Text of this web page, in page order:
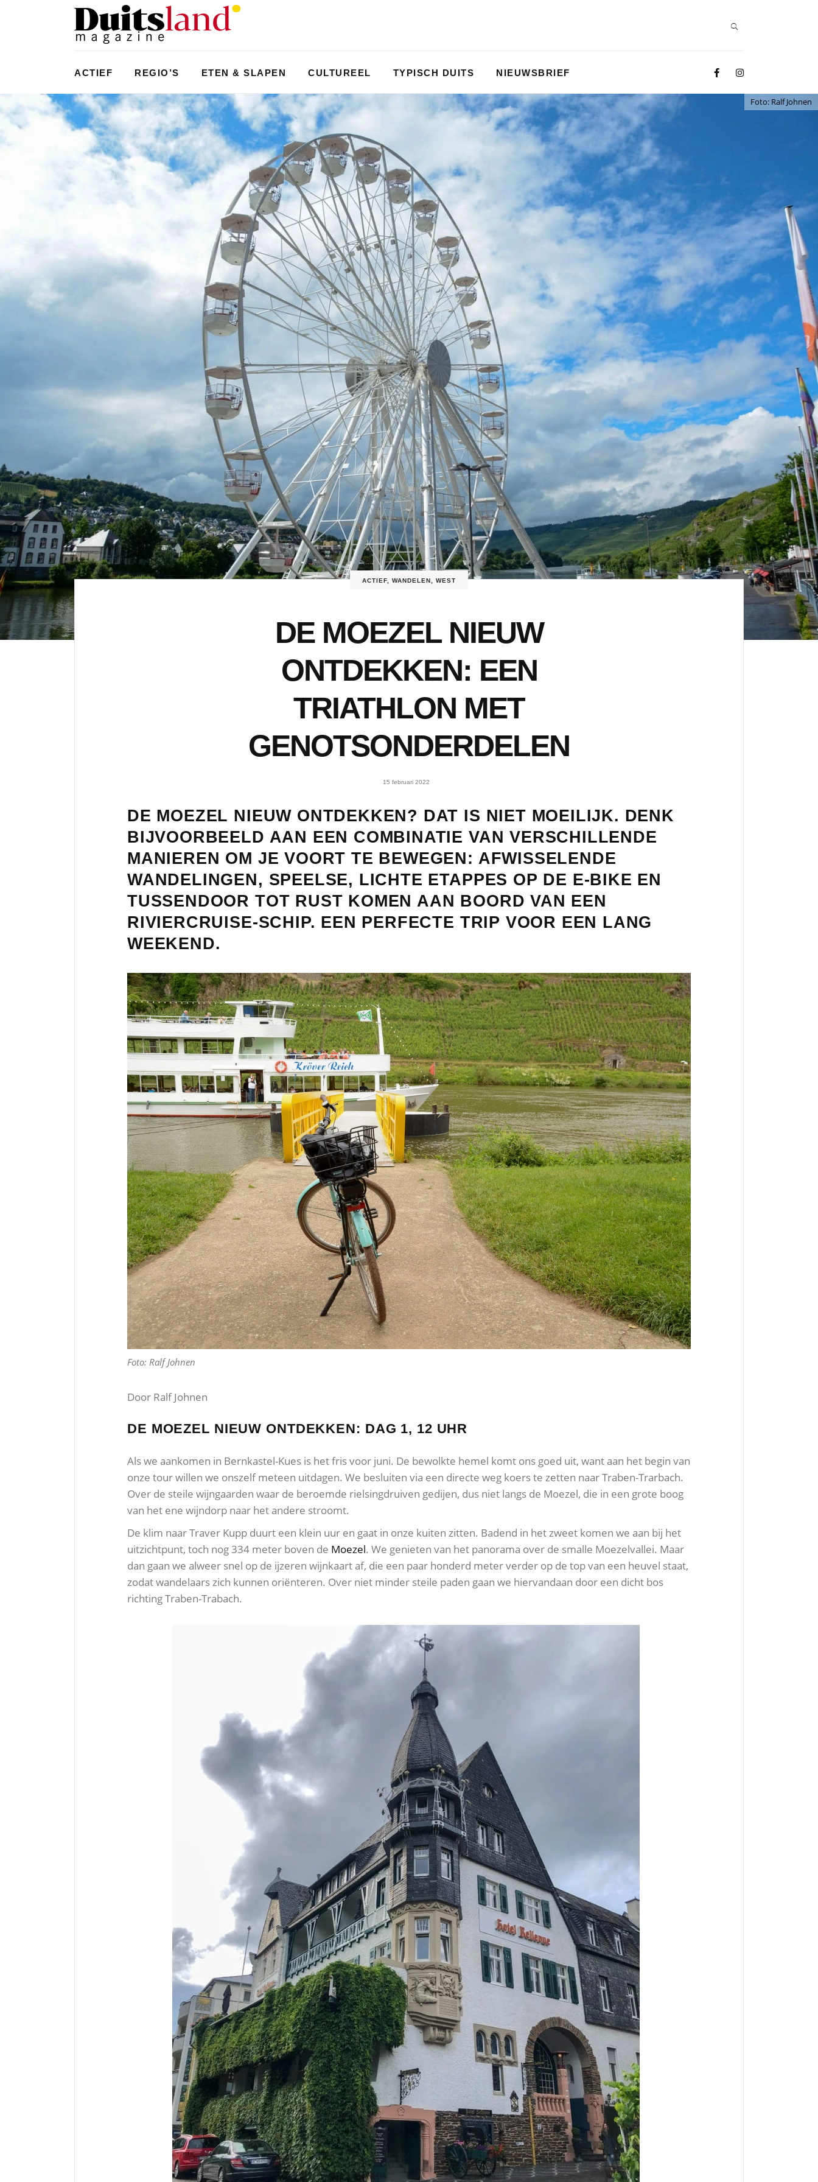
ACTIEF REGIO’S ETEN & SLAPEN CULTUREEL TYPISCH DUITS NIEUWSBRIEF
Foto: Ralf Johnen
ACTIEF WANDELEN WEST
DE MOEZEL NIEUW
ONTDEKKEN: EEN
TRIATHLON MET
GENOTSONDERDELEN
15 februari 2022
DE MOEZEL NIEUW ONTDEKKEN? DAT IS NIET MOEILIJK. DENK
BIJVOORBEELD AAN EEN COMBINATIE VAN VERSCHILLENDE
MANIEREN OM JE VOORT TE BEWEGEN: AFWISSELENDE
WANDELINGEN, SPEELSE, LICHTE ETAPPES OP DE E-BIKE EN
TUSSENDOOR TOT RUST KOMEN AAN BOORD VAN EEN
RIVIERCRUISE-SCHIP. EEN PERFECTE TRIP VOOR EEN LANG
WEEKEND.
Foto: Ralf Johnen
Door Ralf Johnen
DE MOEZEL NIEUW ONTDEKKEN: DAG 1, 12 UHR
Als we aankomen in Bernkastel-Kues is het fris voor juni. De bewolkte hemel komt ons goed uit, want aan het begin van
onze tour willen we onszelf meteen uitdagen. We besluiten via een directe weg koers te zetten naar Traben-Trarbach.
Over de steile wijngaarden waar de beroemde rielsingdruiven gedijen, dus niet langs de Moezel, die in een grote boog
van het ene wijndorp naar het andere stroomt.
De klim naar Traver Kupp duurt een klein uur en gaat in onze kuiten zitten. Badend in het zweet komen we aan bij het
uitzichtpunt, toch nog 334 meter boven de Moezel. We genieten van het panorama over de smalle Moezelvallei. Maar
dan gaan we alweer snel op de ijzeren wijnkaart af, die een paar honderd meter verder op de top van een heuvel staat,
zodat wandelaars zich kunnen oriënteren. Over niet minder steile paden gaan we hiervandaan door een dicht bos
richting Traben-Trabach.